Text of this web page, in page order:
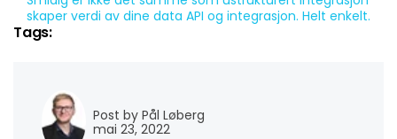
skaper verdi av dine data API og integrasjon. Helt enkelt.
Tags:
Post by Pål Løberg
mai 23, 2022